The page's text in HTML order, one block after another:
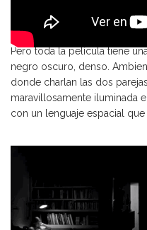
Pero toda la película tiene
negro oscuro, denso.
donde charlan las dos
maravillosamente iluminada
con un lenguaje espacial